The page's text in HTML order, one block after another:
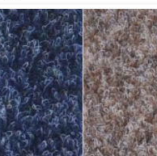
Osaka
camel